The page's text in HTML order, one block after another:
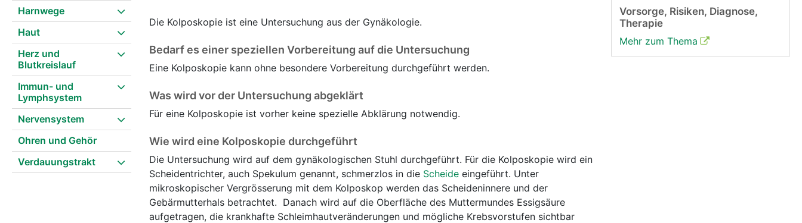
Harnwege
Haut
Herz und
Blutkreislauf
Immun- und
Lymphsystem
Nervensystem
Ohren und Gehör
Verdauungstrakt
Die Kolposkopie ist eine Untersuchung aus der Gynäkologie.
Bedarf es einer speziellen Vorbereitung auf die Untersuchung
Eine Kolposkopie kann ohne besondere Vorbereitung durchgeführt werden.
Was wird vor der Untersuchung abgeklärt
Für eine Kolposkopie ist vorher keine spezielle Abklärung notwendig.
Wie wird eine Kolposkopie durchgeführt
Die Untersuchung wird auf dem gynäkologischen Stuhl durchgeführt. Für die Kolposkopie wird ein
Scheidentrichter, auch Spekulum genannt, schmerzlos in die Scheide eingeführt. Unter
mikroskopischer Vergrösserung mit dem Kolposkop werden das Scheideninnere und der
Gebärmutterhals betrachtet. Danach wird auf die Oberfläche des Muttermundes Essigsäure
aufgetragen, die krankhafte Schleimhautveränderungen und mögliche Krebsvorstufen sichtbar
Vorsorge, Risiken, Diagnose,
Therapie
Mehr zum Thema